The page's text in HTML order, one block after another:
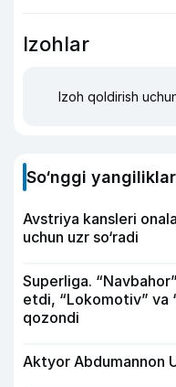
Izohlar
Izoh qoldirish
So‘nggi yangiliklar
Avstriya kansleri
uchun uzr so‘radi
Superliga.
etdi, “Lokomotiv” va
qozondi
Aktyor Abdu­mannon